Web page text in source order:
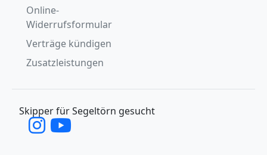
Online-
Widerrufsformular
Verträge kündigen
Zusatzleistungen
Skipper für Segeltörn gesucht